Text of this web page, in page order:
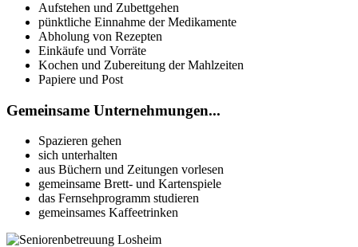
Aufstehen und Zubettgehen
pünktliche Einnahme der Medikamente
Abholung von Rezepten
Einkäufe und Vorräte
Kochen und Zubereitung der Mahlzeiten
Papiere und Post
Gemeinsame Unternehmungen...
Spazieren gehen
sich unterhalten
aus Büchern und Zeitungen vorlesen
gemeinsame Brett- und Kartenspiele
das Fernsehprogramm studieren
gemeinsames Kaffeetrinken